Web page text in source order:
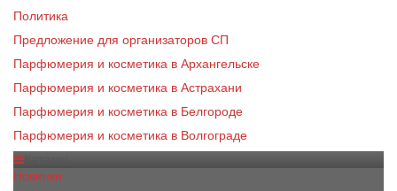
Политика
Предложение для организаторов СП
Парфюмерия и косметика в Архангельске
Парфюмерия и косметика в Астрахани
Парфюмерия и косметика в Белгороде
Парфюмерия и косметика в Волгограде
Новинки